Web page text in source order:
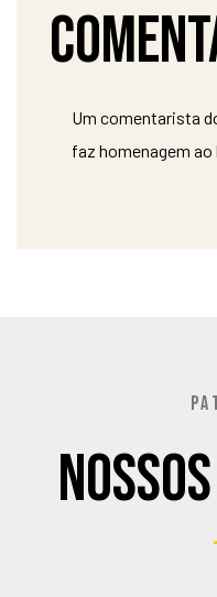
Um comentarista
faz homenagem